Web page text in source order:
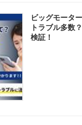
のそれぞれの特徴
メリットを解説
また、おすすめの
購入時に気を付け
説しています。
中古車のメリット
中古車のメリット
簡易表にまとめた
ビッグモータ
トラブル多数
検証！